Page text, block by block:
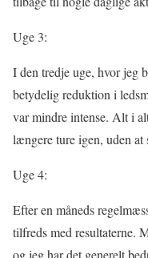
Uge 3:
I den tredje uge, hvor jeg
betydelig reduktion i
var mindre intense. Alt i
længere ture igen, uden
Uge 4:
Efter en måneds
tilfreds med resultaterne.